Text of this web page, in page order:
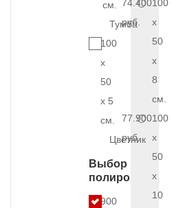
см.
Тумба
100
x
50
x 5
см.
Цветник
Выбор
полировки
6.900
74.400
руб.
100
x
50
x
8
см.
77.900
руб.
100
x
50
x
10